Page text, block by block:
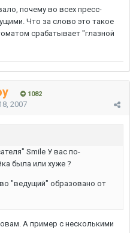
почему во всех пресс-
Что за слово это такое
срабатывает "глазной
1082
2007
Smile У вас по-
была или хуже ?
"ведущий" образовано от
А пример с несколькими